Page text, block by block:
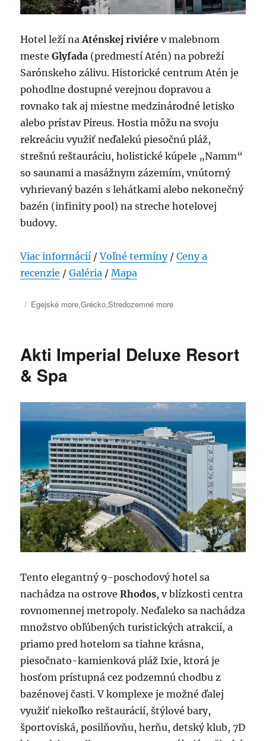
Hotel leží naAténskej riviére v malebnom
mesteGlyfada (predmestí Atén) na pobreží
Sarónskeho zálivu. Historické centrum Atén je
pohodlne dostupné verejnou dopravou a
rovnako tak aj miestne medzinárodné letisko
alebo prístav Pireus. Hostia môžu na svoju
rekreáciu využiť neďalekú piesočnú pláž,
strešnú reštauráciu, holistické kúpele „Namm“
so saunami a masážnym zázemím, vnútorný
vyhrievaný bazén s lehátkami alebo nekonečný
bazén (infinity pool) na streche hotelovej
budovy.
Viac informácií /Voľné termíny/Ceny a
recenzie /Galéria /Mapa
Publikované
Kategórie
Egejské more,Grécko,Stredozemné more
Akti Imperial Deluxe Resort
& Spa
Tento elegantný 9-poschodový hotel sa
nachádza na ostroveRhodos, v blízkosti centra
rovnomennej metropoly. Neďaleko sa nachádza
množstvo obľúbených turistických atrakcií, a
priamo pred hotelom sa tiahne krásna,
piesočnato-kamienková pláž Ixie, ktorá je
hosťom prístupná cez podzemnú chodbu z
bazénovej časti. V komplexe je možné ďalej
využiť niekoľko reštaurácií, štýlové bary,
športoviská, posilňovňu, herňu, detský klub, 7D